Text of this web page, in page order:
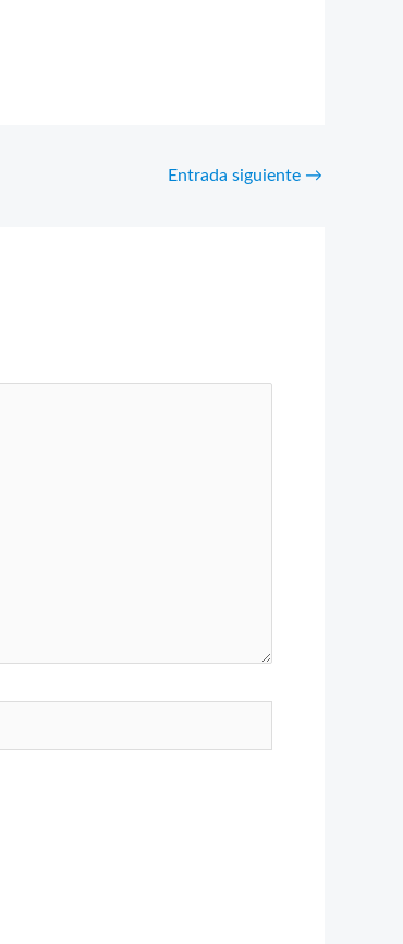
Entrada siguiente →